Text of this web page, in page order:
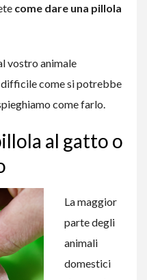
come dare una pillola
vostro animale
come si potrebbe
come farlo.
al gatto o
La maggior
parte degli
animali
domestici